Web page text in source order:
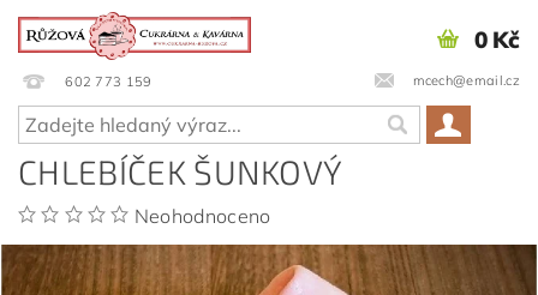
602 773 159 mcech@email.cz
0 Kč
CHLEBÍČEK ŠUNKOVÝ
Neohodnoceno